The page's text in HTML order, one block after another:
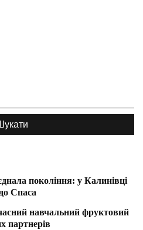
покоління: у Калинівці
Спаса
навчальний фруктовий
партнерів